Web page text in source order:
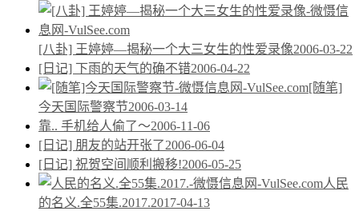
[八卦] 王婷婷—揭秘一个大三女生的性爱录像2006-03-22
[日记] 下雨的天气的确不错2006-04-22
[随笔]
今天国际警察节2006-03-14
靠.. 手机给人偷了～2006-11-06
[日记] 朋友的站开张了2006-06-04
[日记] 祝贺空间顺利搬移!2006-05-25
人民
的名义.全55集.2017.2017-04-13